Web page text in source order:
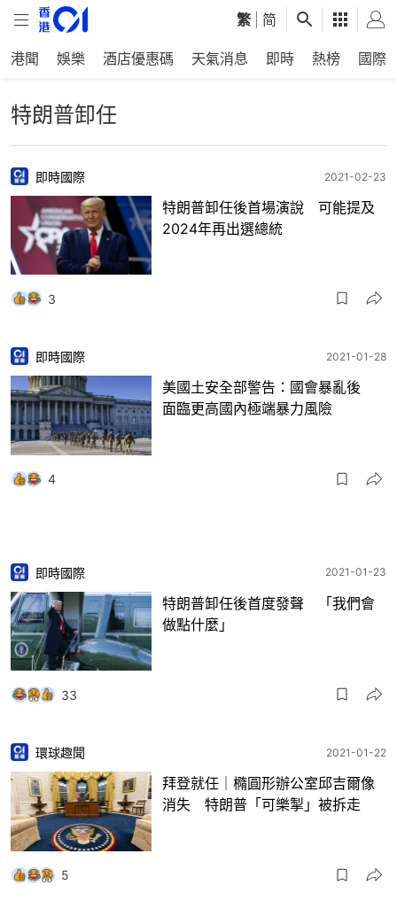
繁 简
港聞 娛樂 酒店優惠碼 天氣消息 即時 熱榜 國際
特朗普卸任
即時國際 2021-02-23
特朗普卸任後首場演說 可能提及
2024年再出選總統
3
即時國際 2021-01-28
美國土安全部警告：國會暴亂後
面臨更高國內極端暴力風險
4
即時國際 2021-01-23
特朗普卸任後首度發聲 「我們會
做點什麼」
33
環球趣聞 2021-01-22
拜登就任｜橢圓形辦公室邱吉爾像
消失 特朗普「可樂掣」被拆走
5